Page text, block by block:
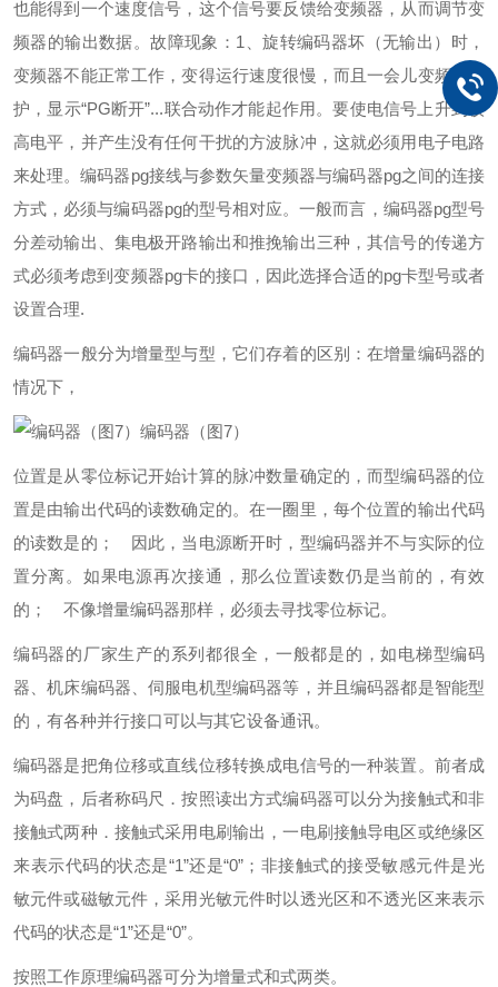
也能得到一个速度信号，这个信号要反馈给变频器，从而调节变
频器的输出数据。故障现象：1、旋转编码器坏（无输出）时，
变频器不能正常工作，变得运行速度很慢，而且一会儿变频器保
护，显示“PG断开”...联合动作才能起作用。要使电信号上升到较
高电平，并产生没有任何干扰的方波脉冲，这就必须用电子电路
来处理。编码器pg接线与参数矢量变频器与编码器pg之间的连接
方式，必须与编码器pg的型号相对应。一般而言，编码器pg型号
分差动输出、集电极开路输出和推挽输出三种，其信号的传递方
式必须考虑到变频器pg卡的接口，因此选择合适的pg卡型号或者
设置合理.
编码器一般分为增量型与型，它们存着的区别：在增量编码器的
情况下，
编码器（图7）
位置是从零位标记开始计算的脉冲数量确定的，而型编码器的位
置是由输出代码的读数确定的。在一圈里，每个位置的输出代码
的读数是的； 因此，当电源断开时，型编码器并不与实际的位
置分离。如果电源再次接通，那么位置读数仍是当前的，有效
的； 不像增量编码器那样，必须去寻找零位标记。
编码器的厂家生产的系列都很全，一般都是的，如电梯型编码
器、机床编码器、伺服电机型编码器等，并且编码器都是智能型
的，有各种并行接口可以与其它设备通讯。
编码器是把角位移或直线位移转换成电信号的一种装置。前者成
为码盘，后者称码尺．按照读出方式编码器可以分为接触式和非
接触式两种．接触式采用电刷输出，一电刷接触导电区或绝缘区
来表示代码的状态是“1”还是“0”；非接触式的接受敏感元件是光
敏元件或磁敏元件，采用光敏元件时以透光区和不透光区来表示
代码的状态是“1”还是“0”。
按照工作原理编码器可分为增量式和式两类。